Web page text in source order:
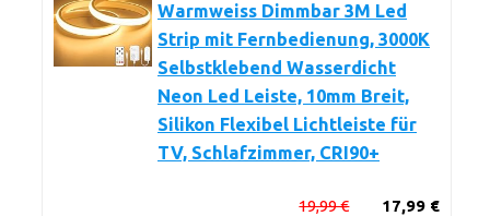
Warmweiss Dimmbar 3M Led
Strip mit Fernbedienung, 3000K
Selbstklebend Wasserdicht
Neon Led Leiste, 10mm Breit,
Silikon Flexibel Lichtleiste für
TV, Schlafzimmer, CRI90+
17,99 €
19,99 €